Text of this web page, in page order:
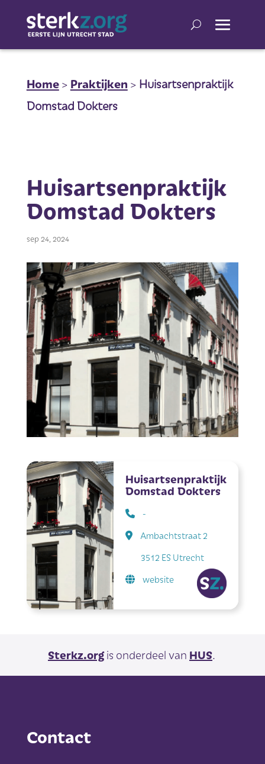
Home> Praktijken > Huisartsenpraktijk
Domstad Dokters
Huisartsenpraktijk
Domstad Dokters
sep 24, 2024
Huisartsenpraktijk
Domstad Dokters
-
Ambachtstraat 2
3512 ES Utrecht
website
Sterkz.orgis onderdeel van HUS.
Contact